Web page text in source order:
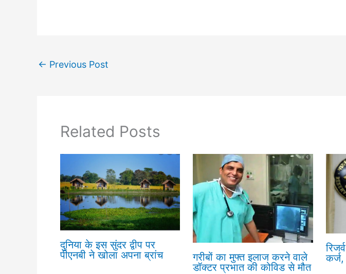
← Previous Post
Related Posts
दुनिया के इस सुंदर द्वीप पर
पीएनबी ने खोला अपना ब्रांच
गरीबों का मुफ्त इलाज करने वाले
डॉक्टर प्रभात की कोविड से मौत